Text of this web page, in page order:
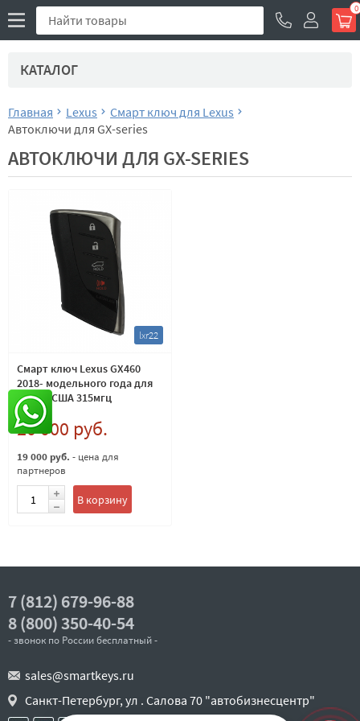
0
КАТАЛОГ
Главная Lexus
Смарт ключ для Lexus
Автоключи для GX-series
АВТОКЛЮЧИ ДЛЯ GX-SERIES
lxr22
Смарт ключ Lexus GX460
2018- модельного года для
рынка США 315мгц
20 000 руб.
19 000 руб. - цена для
партнеров
В корзину
7 (812) 679-96-88
8 (800) 350-40-54
- звонок по России бесплатный -
sales@smartkeys.ru
Санкт-Петербург, ул . Салова 70 "автобизнесцентр"